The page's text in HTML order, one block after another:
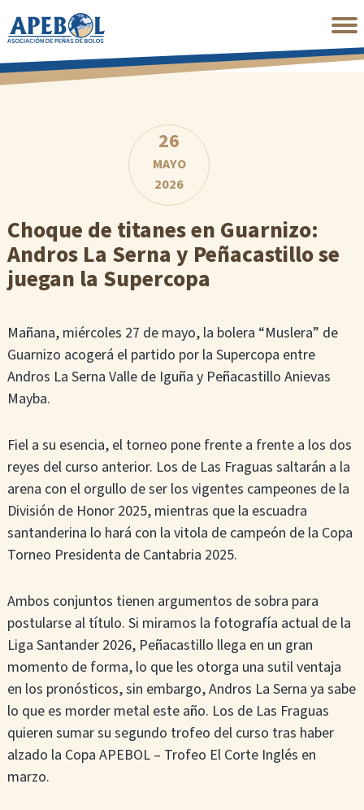
al
principal
26
MAYO
2026
Choque de titanes en Guarnizo:
Andros La Serna y Peñacastillo se
juegan la Supercopa
Mañana, miércoles 27 de mayo, la bolera “Muslera” de
Guarnizo acogerá el partido por la Supercopa entre
Andros La Serna Valle de Iguña y Peñacastillo Anievas
Mayba.
Fiel a su esencia, el torneo pone frente a frente a los dos
reyes del curso anterior. Los de Las Fraguas saltarán a la
arena con el orgullo de ser los vigentes campeones de la
División de Honor 2025, mientras que la escuadra
santanderina lo hará con la vitola de campeón de la Copa
Torneo Presidenta de Cantabria 2025.
Ambos conjuntos tienen argumentos de sobra para
postularse al título. Si miramos la fotografía actual de la
Liga Santander 2026, Peñacastillo llega en un gran
momento de forma, lo que les otorga una sutil ventaja
en los pronósticos, sin embargo, Andros La Serna ya sabe
lo que es morder metal este año. Los de Las Fraguas
quieren sumar su segundo trofeo del curso tras haber
alzado la Copa APEBOL – Trofeo El Corte Inglés en
marzo.